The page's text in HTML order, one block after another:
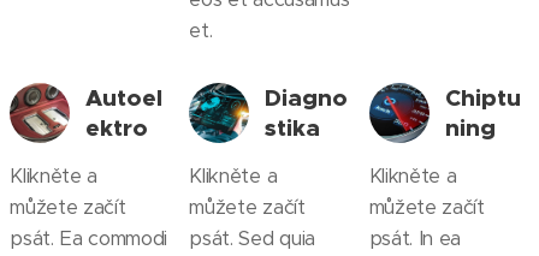
et.
Autoel
ektro
Klikněte a
můžete začít
psát. Ea commodi
Diagno
stika
Klikněte a
můžete začít
psát. Sed quia
Chiptu
ning
Klikněte a
můžete začít
psát. In ea